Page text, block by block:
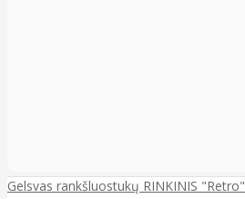
Gelsvas rankšluostukų RINKINIS "Retro"